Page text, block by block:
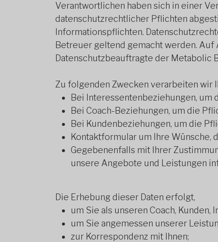
Verantwortlichen haben sich in einer
datenschutzrechtlicher Pflichten
Informationspflichten.
Betreuer geltend gemacht werden.
Datenschutzbeauftragte der Metabolic
Zu folgenden Zwecken verarbeiten wir
Bei Interessentenbeziehungen, um
Bei Coach-Beziehungen, um die
Bei Kundenbeziehungen, um die
Kontaktformular um Ihre Wünsche,
Gegebenenfalls mit Ihrer
unsere Angebote und Leistungen
Die Erhebung dieser Daten erfolgt,
um Sie als unseren Coach,
um Sie angemessen unserer
zur Korrespondenz mit Ihnen;